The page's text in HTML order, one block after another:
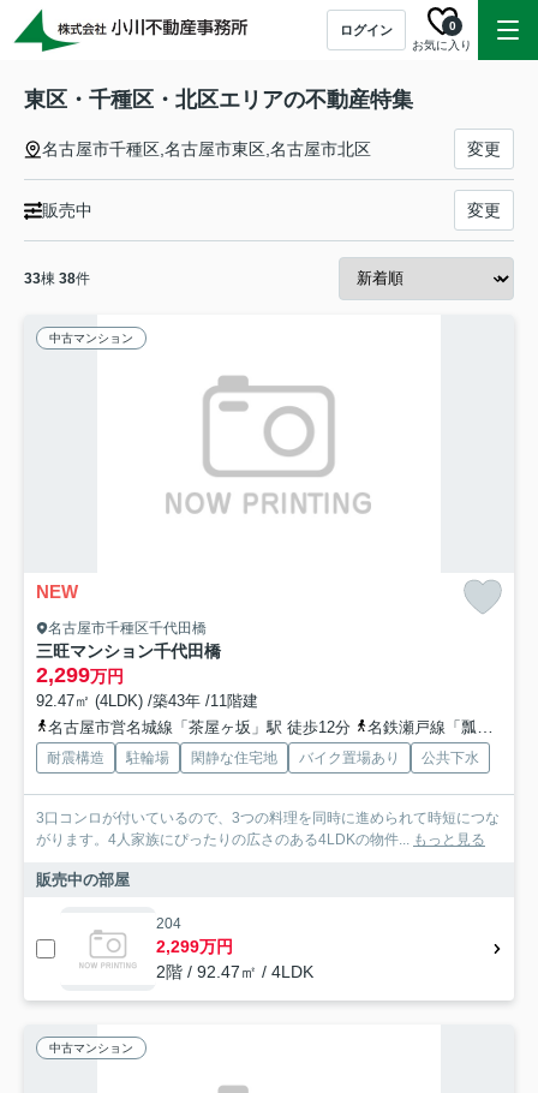
ログイン
お気に入り
0
東区・千種区・北区エリアの不動産特集
名古屋市千種区,名古屋市東区,名古屋市北区 変更
販売中 変更
33棟 38件
中古マンション
NEW
名古屋市千種区千代田橋
三旺マンション千代田橋
2,299万円
92.47㎡ (4LDK) /築43年 /11階建
名古屋市営名城線「茶屋ヶ坂」駅 徒歩12分
名鉄瀬戸線「瓢箪山」駅 徒歩17分
耐震構造 駐輪場 閑静な住宅地 バイク置場あり 公共下水
3口コンロが付いているので、3つの料理を同時に進められて時短につな
がります。4人家族にぴったりの広さのある4LDKの物件... もっと見る
販売中の部屋
204
2,299万円
2階 / 92.47㎡ / 4LDK
中古マンション